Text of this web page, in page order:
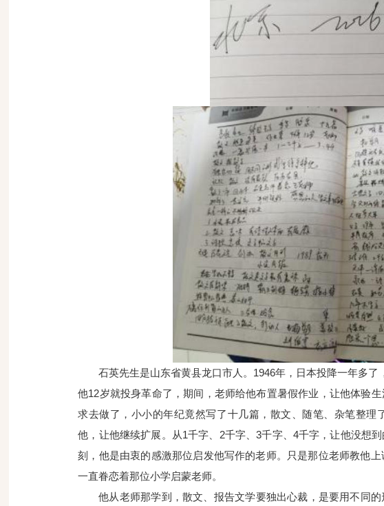
石英先生是山东省黄县龙口市人。 1946年，日本投降一年多了
他12岁就投身革命了，期间，老师给他布置暑假作业，让他体验
求去做了，小小的年纪竟然写了十几篇，散文、随笔、杂笔整
他，让他继续扩展。从1千字、 2千字、3千字、 4千字，让他没想
刻，他是由衷的感激那位启发他写作的老师。只是那位老师教他
一直眷恋着那位小学启蒙老师。
他从老师那学到，散文、报告文学要独出心裁，是要用不同